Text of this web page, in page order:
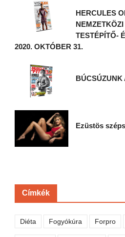
HERCULES
TESTÉPÍTŐ-
2020. OKTÓBER 31.
Ezüstös
Címkék
Diéta Fogyókúra Forpro